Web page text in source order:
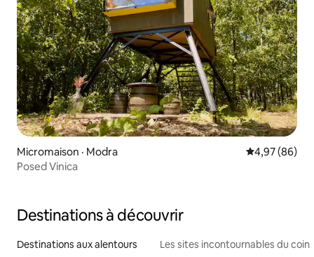
Micromaison · Modra Note
4,97 (86)
Posed Vinica
Destinations à découvrir
Destinations aux alentours Les sites incontournables du coin